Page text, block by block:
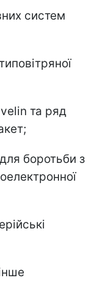
систем
та ряд
боротьби з